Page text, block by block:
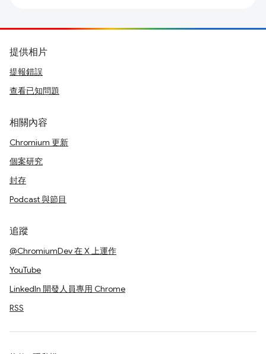
提供相片
提報錯誤
查看已知問題
相關內容
Chromium 更新
個案研究
封存
Podcast 與節目
追蹤
@ChromiumDev 在 X 上運作
YouTube
LinkedIn 開發人員專用 Chrome
RSS